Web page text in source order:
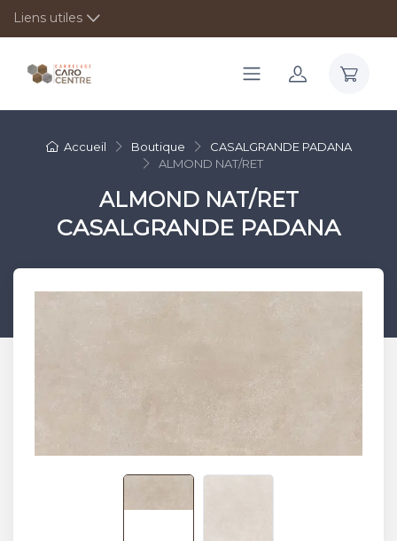
Liens utiles
Accueil Boutique
CASALGRANDE PADANA
ALMOND NAT/RET
ALMOND NAT/RET
CASALGRANDE PADANA